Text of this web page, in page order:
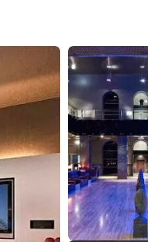
Näytä 25